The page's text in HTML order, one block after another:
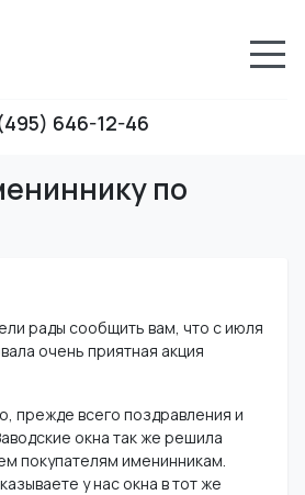
646-12-46
по
рады сообщить вам, что с июля
очень приятная акция
прежде всего поздравления и
окна так же решила
покупателям именинникам.
у нас окна в тот же